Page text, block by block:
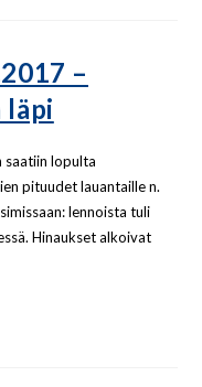
–
läpi
saatiin lopulta
pituudet lauantaille n.
lennoista tuli
Hinaukset alkoivat